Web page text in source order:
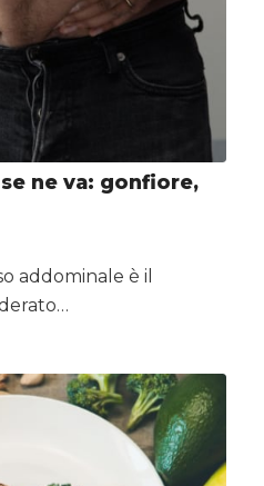
ne va: gonfiore,
addominale è il